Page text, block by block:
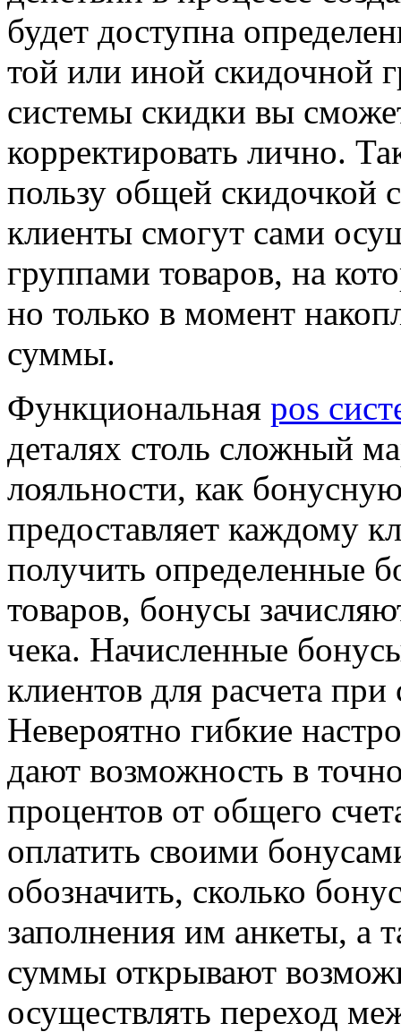
будет доступна
той или иной скидочной
системы скидки вы
корректировать лично.
пользу общей скидочкой
клиенты смогут сами
группами товаров, на
но только в момент
суммы.
Функциональная pos
деталях столь сложный
лояльности, как
предоставляет каждому
получить определенные
товаров, бонусы
чека. Начисленные
клиентов для расчета
Невероятно гибкие
дают возможность в
процентов от общего
оплатить своими
обозначить, сколько
заполнения им анкеты, а
суммы открывают
осуществлять переход